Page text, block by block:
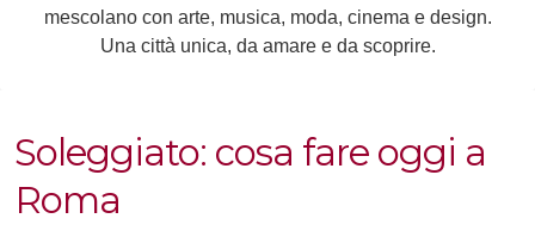
mescolano con arte, musica, moda, cinema e design.
Una città unica, da amare e da scoprire.
Soleggiato: cosa fare oggi a
Roma